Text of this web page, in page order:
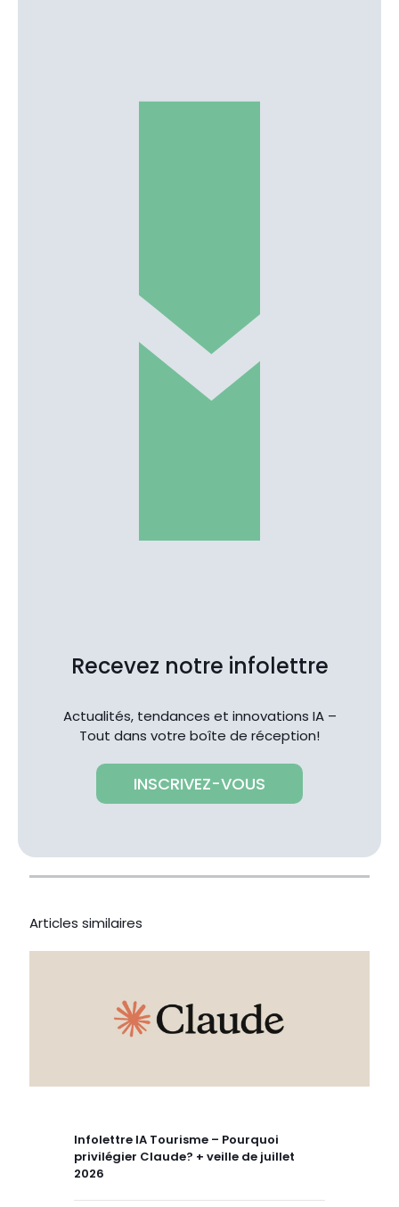
Recevez notre infolettre
Actualités, tendances et innovations IA –
Tout dans votre boîte de réception!
INSCRIVEZ-VOUS
Articles similaires
Infolettre IA Tourisme – Pourquoi
privilégier Claude? + veille de juillet
2026